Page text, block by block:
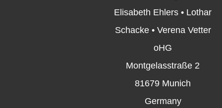
Elisabeth Ehlers • Lothar
Schacke • Verena Vetter
oHG
Montgelasstraße 2
81679 Munich
Germany